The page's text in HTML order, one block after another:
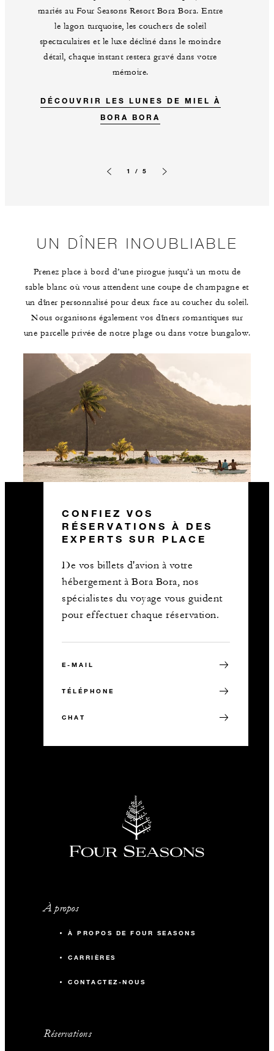
mariés au Four Seasons Resort Bora Bora. Entre
le lagon turquoise, les couchers de soleil
spectaculaires et le luxe décliné dans le moindre
détail, chaque instant restera gravé dans votre
mémoire.
DÉCOUVRIR LES LUNES DE MIEL À
BORA BORA
1 / 5
UN DÎNER INOUBLIABLE
Prenez place à bord d’une pirogue jusqu’à un motu de
sable blanc où vous attendent une coupe de champagne et
un dîner personnalisé pour deux face au coucher du soleil.
Nous organisons également vos dîners romantiques sur
une parcelle privée de notre plage ou dans votre bungalow.
CONFIEZ VOS
RÉSERVATIONS À DES
EXPERTS SUR PLACE
De vos billets d'avion à votre
hébergement à Bora Bora, nos
spécialistes du voyage vous guident
pour effectuer chaque réservation.
E-MAIL
TÉLÉPHONE
CHAT
À propos
À PROPOS DE FOUR SEASONS
CARRIÈRES
CONTACTEZ-NOUS
Réservations